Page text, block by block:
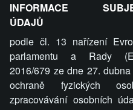
ZVRÁCENÝ.CZ -
ty
INFORMACE
ÚDAJŮ
podle čl. 13 nařízení
parlamentu a Rady
2016/679 ze dne 27.
ochraně fyzických
zpracovávání osobních